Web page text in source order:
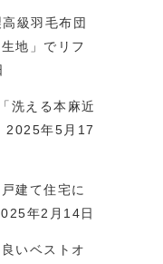
級羽毛布団
地」でリフ
洗える本麻近
2025年5月17
建て住宅に
年2月14日
いベストオ